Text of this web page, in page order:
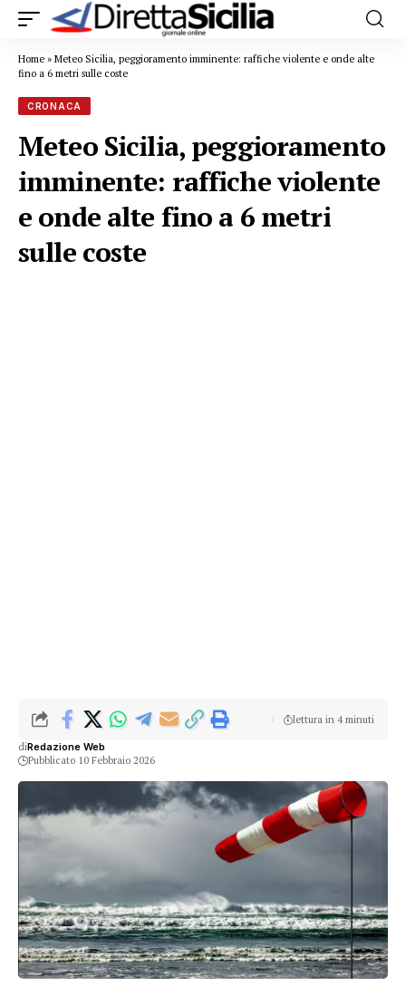
Home » Meteo Sicilia, peggioramento imminente: raffiche violente e onde alte
fino a 6 metri sulle coste
CRONACA
Meteo Sicilia, peggioramento
imminente: raffiche violente
e onde alte fino a 6 metri
sulle coste
diRedazione Web
Pubblicato 10 Febbraio 2026
lettura in 4 minuti